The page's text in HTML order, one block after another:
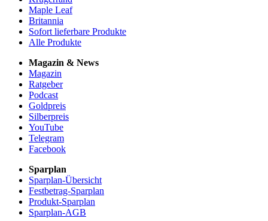
Maple Leaf
Britannia
Sofort lieferbare Produkte
Alle Produkte
Magazin & News
Magazin
Ratgeber
Podcast
Goldpreis
Silberpreis
YouTube
Telegram
Facebook
Sparplan
Sparplan-Übersicht
Festbetrag-Sparplan
Produkt-Sparplan
Sparplan-AGB